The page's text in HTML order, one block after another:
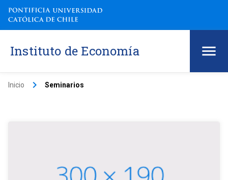
Instituto de Economía
Inicio keyboard_arrow_right Seminarios